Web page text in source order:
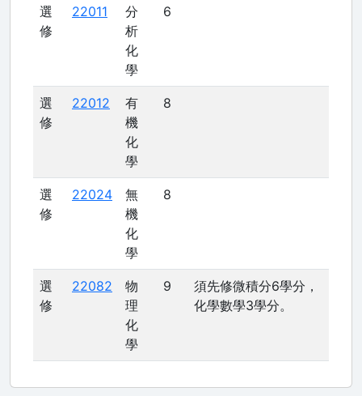
選
修
22011
分
析
化
學
6
選
修
22012
有
機
化
學
8
選
修
22024
無
機
化
學
8
選
修
22082
物
理
化
學
9
須先修微積分6學分，
化學數學3學分。